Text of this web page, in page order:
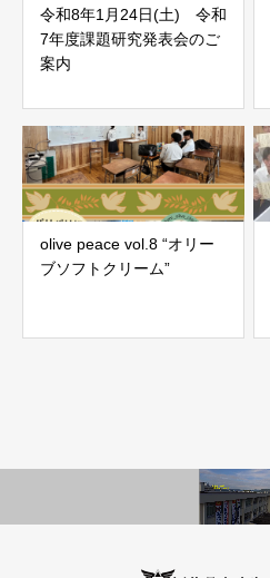
令和8年1月24日(土) 令和
7年度課題研究発表会のご
案内
olive peace vol.8 “オリー
ブソフトクリーム”